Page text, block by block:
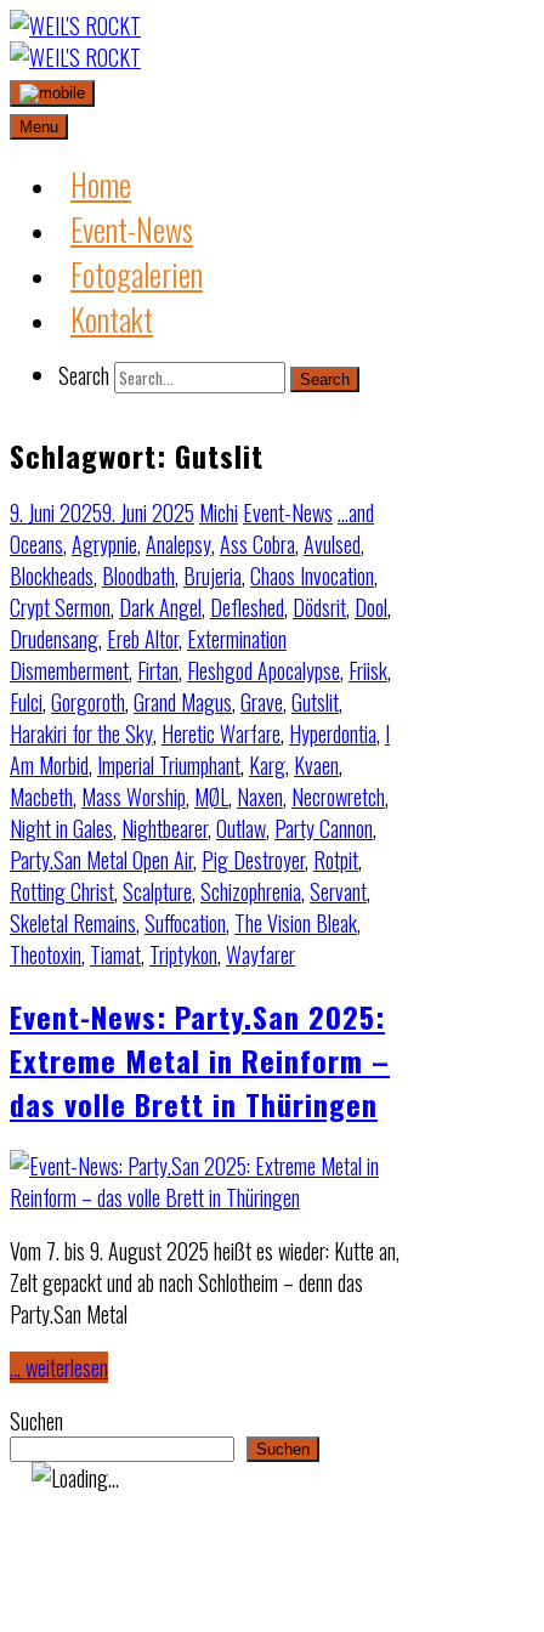
Skip
to
content
Menu
Home
Event-News
Fotogalerien
Kontakt
Search Search
Schlagwort: Gutslit
9. Juni 20259. Juni 2025 Michi Event-News…and
Oceans,Agrypnie,Analepsy,Ass Cobra,Avulsed,
Blockheads, Bloodbath, Brujeria,Chaos Invocation,
Crypt Sermon, Dark Angel, Defleshed, Dödsrit, Dool,
Drudensang, Ereb Altor, Extermination
Dismemberment, Firtan, Fleshgod Apocalypse, Friisk,
Fulci,Gorgoroth,Grand Magus,Grave,Gutslit,
Harakiri for the Sky, Heretic Warfare, Hyperdontia, I
Am Morbid, Imperial Triumphant, Karg, Kvaen,
Macbeth, Mass Worship, MØL, Naxen, Necrowretch,
Night in Gales, Nightbearer,Outlaw, Party Cannon,
Party.San Metal Open Air, Pig Destroyer, Rotpit,
Rotting Christ,Scalpture,Schizophrenia,Servant,
Skeletal Remains,Suffocation, The Vision Bleak,
Theotoxin, Tiamat, Triptykon,Wayfarer
Event-News: Party.San 2025:
Extreme Metal in Reinform –
das volle Brett in Thüringen
Vom 7. bis 9. August 2025 heißt es wieder: Kutte an,
Zelt gepackt und ab nach Schlotheim – denn das
Party.San Metal
… weiterlesen
Suchen
Suchen